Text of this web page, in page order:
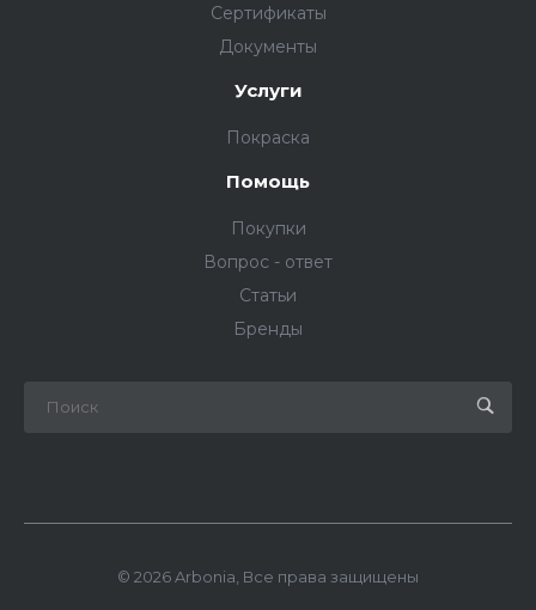
Сертификаты
Документы
Услуги
Покраска
Помощь
Покупки
Вопрос - ответ
Статьи
Бренды
© 2026 Arbonia, Все права защищены